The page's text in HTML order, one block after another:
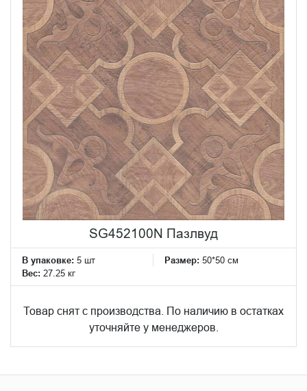
SG452100N Пазлвуд
В упаковке: 5 шт Размер: 50*50 см
Вес: 27.25 кг
Товар снят с производства. По наличию в остатках
уточняйте у менеджеров.